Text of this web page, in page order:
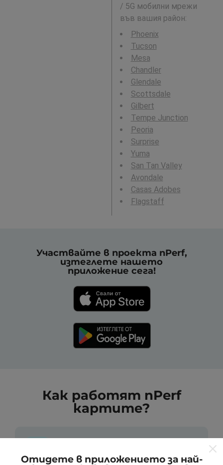
/ 5G мобилни мрежи
във вашия район:
Phoenix
Tucson
Mesa
Chandler
Glendale
Scottsdale
Gilbert
Tempe Junction
Peoria
Surprise
Yuma
San Tan Valley
Avondale
Casas Adobes
Flagstaff
Участвайте в проекта nPerf,
изтеглете нашето
приложение сега!
Как работят nPerf
картите?
Отидете в приложението за най-